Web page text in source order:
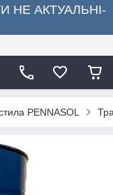
НЕ АКТУАЛЬНІ-
PENNASOL